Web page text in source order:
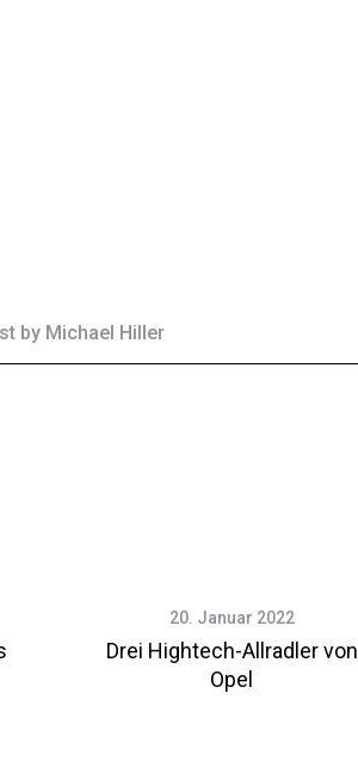
by Michael Hiller
20. Januar 2022
Drei Hightech-Allradler von
Opel